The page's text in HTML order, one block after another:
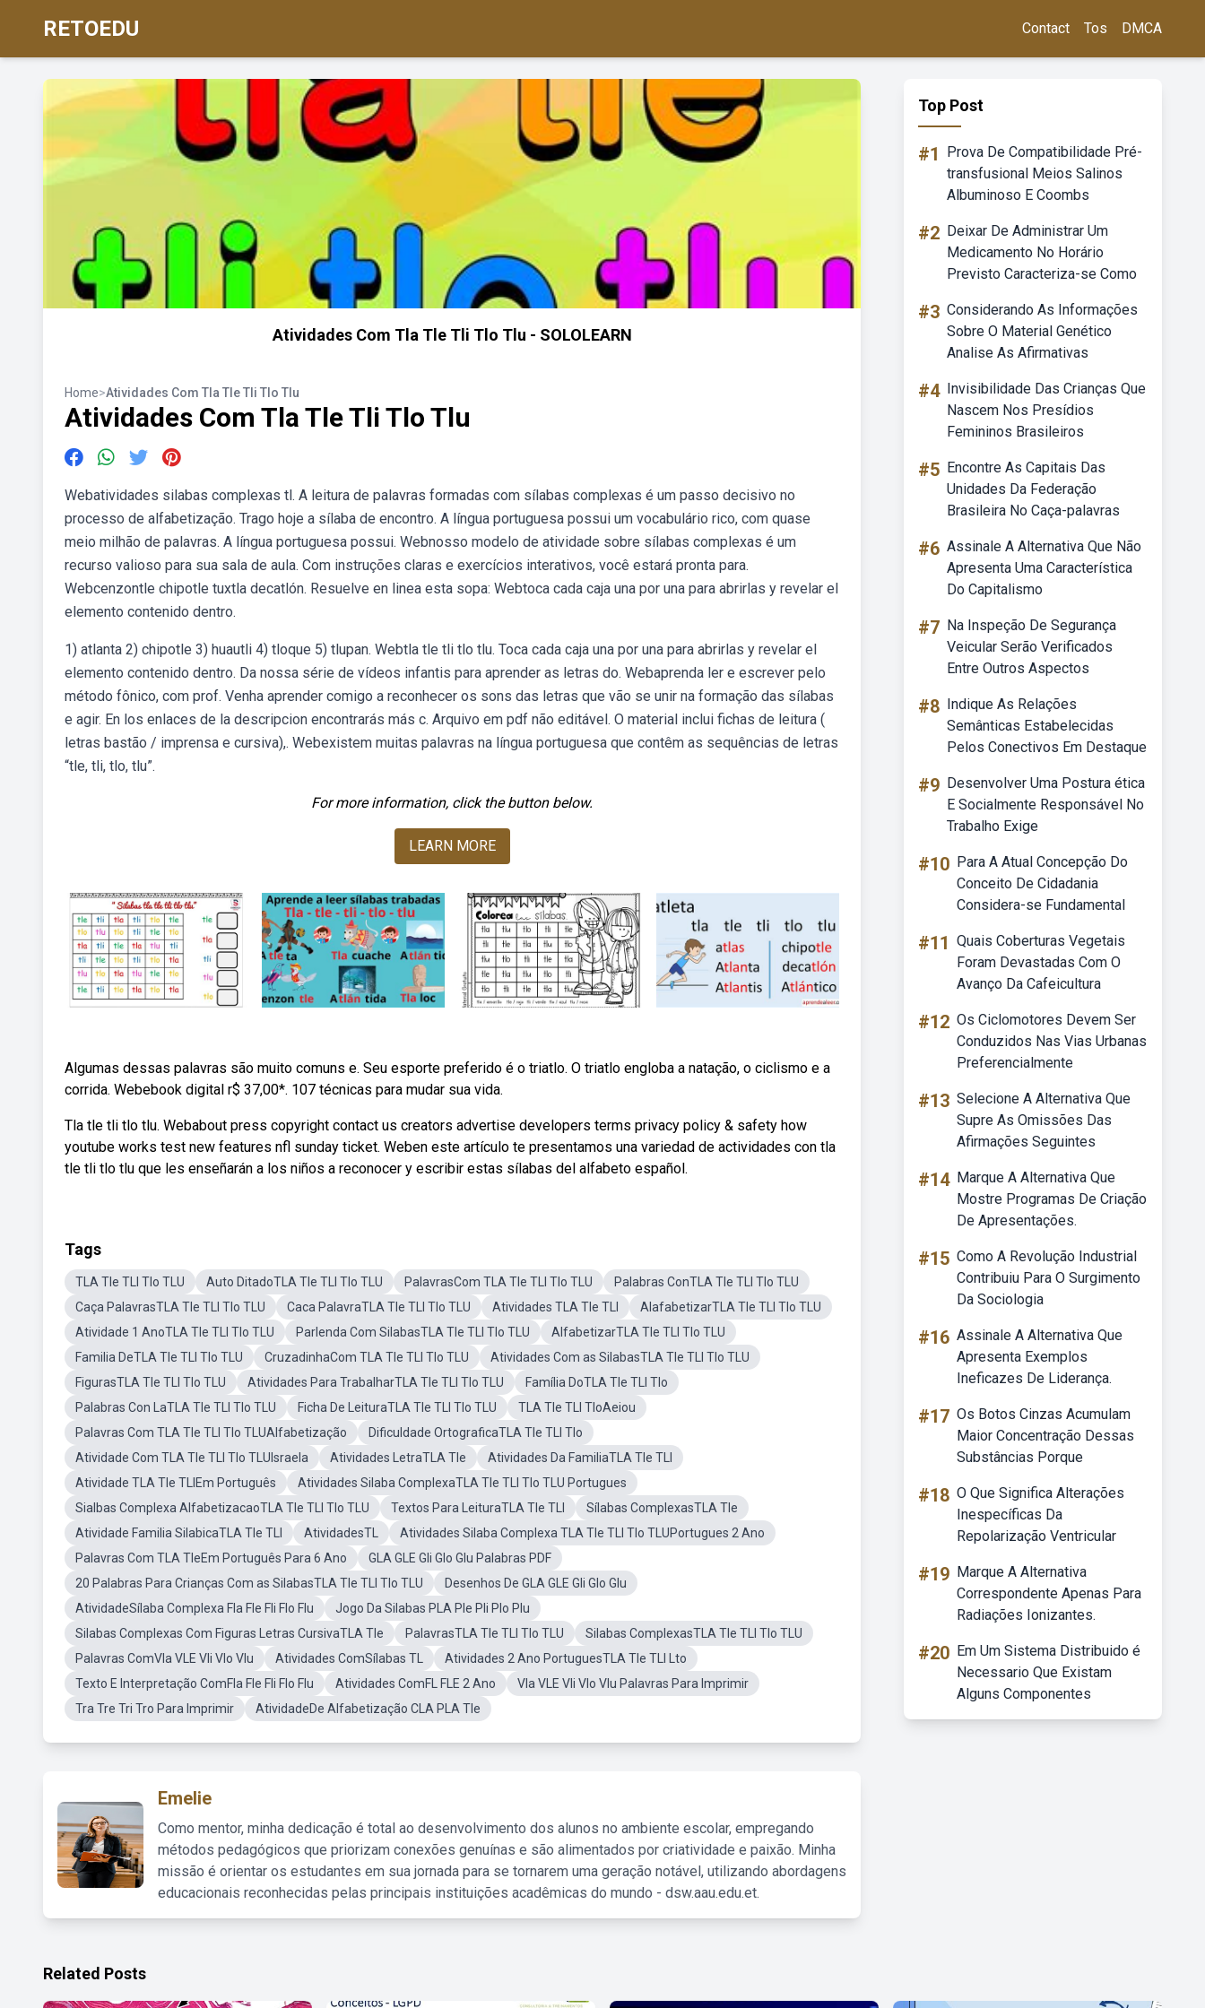
RETOEDU Contact Tos DMCA
Atividades Com Tla Tle Tli Tlo Tlu - SOLOLEARN
Home>Atividades Com Tla Tle Tli Tlo Tlu
Atividades Com Tla Tle Tli Tlo Tlu
Webatividades silabas complexas tl. A leitura de palavras formadas com sílabas complexas é um passo decisivo no
processo de alfabetização. Trago hoje a sílaba de encontro. A língua portuguesa possui um vocabulário rico, com quase
meio milhão de palavras. A língua portuguesa possui. Webnosso modelo de atividade sobre sílabas complexas é um
recurso valioso para sua sala de aula. Com instruções claras e exercícios interativos, você estará pronta para.
Webcenzontle chipotle tuxtla decatlón. Resuelve en linea esta sopa: Webtoca cada caja una por una para abrirlas y revelar el
elemento contenido dentro.
1) atlanta 2) chipotle 3) huautli 4) tloque 5) tlupan. Webtla tle tli tlo tlu. Toca cada caja una por una para abrirlas y revelar el
elemento contenido dentro. Da nossa série de vídeos infantis para aprender as letras do. Webaprenda ler e escrever pelo
método fônico, com prof. Venha aprender comigo a reconhecer os sons das letras que vão se unir na formação das sílabas
e agir. En los enlaces de la descripcion encontrarás más c. Arquivo em pdf não editável. O material inclui fichas de leitura (
letras bastão / imprensa e cursiva),. Webexistem muitas palavras na língua portuguesa que contêm as sequências de letras
“tle, tli, tlo, tlu”.
For more information, click the button below.
LEARN MORE
Algumas dessas palavras são muito comuns e. Seu esporte preferido é o triatlo. O triatlo engloba a natação, o ciclismo e a
corrida. Webebook digital r$ 37,00*. 107 técnicas para mudar sua vida.
Tla tle tli tlo tlu. Webabout press copyright contact us creators advertise developers terms privacy policy & safety how
youtube works test new features nfl sunday ticket. Weben este artículo te presentamos una variedad de actividades con tla
tle tli tlo tlu que les enseñarán a los niños a reconocer y escribir estas sílabas del alfabeto español.
Tags
TLA Tle TLI Tlo TLU Auto DitadoTLA Tle TLI Tlo TLU PalavrasCom TLA Tle TLI Tlo TLU
Palabras ConTLA Tle TLI Tlo TLU
Caça PalavrasTLA Tle TLI Tlo TLU
Caca PalavraTLA Tle TLI Tlo TLU Atividades TLA Tle TLI
AlafabetizarTLA Tle TLI Tlo TLU
Atividade 1 AnoTLA Tle TLI Tlo TLU
Parlenda Com SilabasTLA Tle TLI Tlo TLU
AlfabetizarTLA Tle TLI Tlo TLU
Familia DeTLA Tle TLI Tlo TLU
CruzadinhaCom TLA Tle TLI Tlo TLU
Atividades Com as SilabasTLA Tle TLI Tlo TLU
FigurasTLA Tle TLI Tlo TLU
Atividades Para TrabalharTLA Tle TLI Tlo TLU
Família DoTLA Tle TLI Tlo
Palabras Con LaTLA Tle TLI Tlo TLU
Ficha De LeituraTLA Tle TLI Tlo TLU
TLA Tle TLI TloAeiou
Palavras Com TLA Tle TLI Tlo TLUAlfabetização
Dificuldade OrtograficaTLA Tle TLI Tlo
Atividade Com TLA Tle TLI Tlo TLUIsraela
Atividades LetraTLA Tle
Atividades Da FamiliaTLA Tle TLI
Atividade TLA Tle TLIEm Português
Atividades Silaba ComplexaTLA Tle TLI Tlo TLU Portugues
Sialbas Complexa AlfabetizacaoTLA Tle TLI Tlo TLU
Textos Para LeituraTLA Tle TLI
Sílabas ComplexasTLA Tle
Atividade Familia SilabicaTLA Tle TLI
AtividadesTL
Atividades Silaba Complexa TLA Tle TLI Tlo TLUPortugues 2 Ano
Palavras Com TLA TleEm Português Para 6 Ano
GLA GLE Gli Glo Glu Palabras PDF
20 Palabras Para Crianças Com as SilabasTLA Tle TLI Tlo TLU
Desenhos De GLA GLE Gli Glo Glu
AtividadeSílaba Complexa Fla Fle Fli Flo Flu
Jogo Da Silabas PLA Ple Pli Plo Plu
Silabas Complexas Com Figuras Letras CursivaTLA Tle
PalavrasTLA Tle TLI Tlo TLU
Silabas ComplexasTLA Tle TLI Tlo TLU
Palavras ComVla VLE Vli Vlo Vlu
Atividades ComSílabas TL
Atividades 2 Ano PortuguesTLA Tle TLI Lto
Texto E Interpretação ComFla Fle Fli Flo Flu
Atividades ComFL FLE 2 Ano
Vla VLE Vli Vlo Vlu Palavras Para Imprimir
Tra Tre Tri Tro Para Imprimir
AtividadeDe Alfabetização CLA PLA Tle
Emelie
Como mentor, minha dedicação é total ao desenvolvimento dos alunos no ambiente escolar, empregando
métodos pedagógicos que priorizam conexões genuínas e são alimentados por criatividade e paixão. Minha
missão é orientar os estudantes em sua jornada para se tornarem uma geração notável, utilizando abordagens
educacionais reconhecidas pelas principais instituições acadêmicas do mundo - dsw.aau.edu.et.
Top Post
#1
Prova De Compatibilidade Pré-
transfusional Meios Salinos
Albuminoso E Coombs
#2 Deixar De Administrar Um
Medicamento No Horário
Previsto Caracteriza-se Como
#3 Considerando As Informações
Sobre O Material Genético
Analise As Afirmativas
#4 Invisibilidade Das Crianças Que
Nascem Nos Presídios
Femininos Brasileiros
#5 Encontre As Capitais Das
Unidades Da Federação
Brasileira No Caça-palavras
#6 Assinale A Alternativa Que Não
Apresenta Uma Característica
Do Capitalismo
#7 Na Inspeção De Segurança
Veicular Serão Verificados
Entre Outros Aspectos
#8 Indique As Relações
Semânticas Estabelecidas
Pelos Conectivos Em Destaque
#9 Desenvolver Uma Postura ética
E Socialmente Responsável No
Trabalho Exige
#10 Para A Atual Concepção Do
Conceito De Cidadania
Considera-se Fundamental
#11 Quais Coberturas Vegetais
Foram Devastadas Com O
Avanço Da Cafeicultura
#12 Os Ciclomotores Devem Ser
Conduzidos Nas Vias Urbanas
Preferencialmente
#13 Selecione A Alternativa Que
Supre As Omissões Das
Afirmações Seguintes
#14 Marque A Alternativa Que
Mostre Programas De Criação
De Apresentações.
#15 Como A Revolução Industrial
Contribuiu Para O Surgimento
Da Sociologia
#16 Assinale A Alternativa Que
Apresenta Exemplos
Ineficazes De Liderança.
#17 Os Botos Cinzas Acumulam
Maior Concentração Dessas
Substâncias Porque
#18 O Que Significa Alterações
Inespecíficas Da
Repolarização Ventricular
#19 Marque A Alternativa
Correspondente Apenas Para
Radiações Ionizantes.
#20 Em Um Sistema Distribuido é
Necessario Que Existam
Alguns Componentes
Related Posts